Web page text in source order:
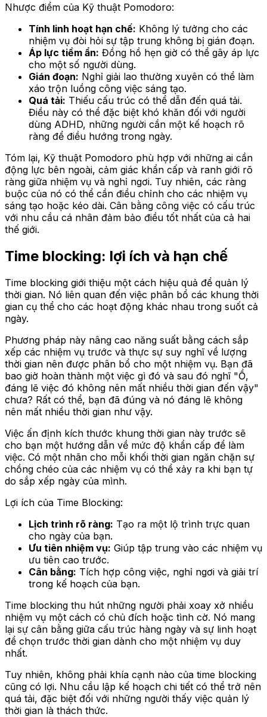
Nhược điểm của Kỹ thuật Pomodoro:
Tính linh hoạt hạn chế: Không lý tưởng cho các
nhiệm vụ đòi hỏi sự tập trung không bị gián đoạn.
Áp lực tiềm ẩn: Đồng hồ hẹn giờ có thể gây áp lực
cho một số người dùng.
Gián đoạn: Nghỉ giải lao thường xuyên có thể làm
xáo trộn luồng công việc sáng tạo.
Quá tải: Thiếu cấu trúc có thể dẫn đến quá tải.
Điều này có thể đặc biệt khó khăn đối với người
dùng ADHD, những người cần một kế hoạch rõ
ràng để điều hướng trong ngày.
Tóm lại, Kỹ thuật Pomodoro phù hợp với những ai cần
động lực bên ngoài, cảm giác khẩn cấp và ranh giới rõ
ràng giữa nhiệm vụ và nghỉ ngơi. Tuy nhiên, các ràng
buộc của nó có thể cần điều chỉnh cho các nhiệm vụ
sáng tạo hoặc kéo dài. Cân bằng công việc có cấu trúc
với nhu cầu cá nhân đảm bảo điều tốt nhất của cả hai
thế giới.
Time blocking: lợi ích và hạn chế
Time blocking giới thiệu một cách hiệu quả để quản lý
thời gian. Nó liên quan đến việc phân bổ các khung thời
gian cụ thể cho các hoạt động khác nhau trong suốt cả
ngày.
Phương pháp này nâng cao năng suất bằng cách sắp
xếp các nhiệm vụ trước và thực sự suy nghĩ về lượng
thời gian nên được phân bổ cho một nhiệm vụ. Bạn đã
bao giờ hoàn thành một việc gì đó và sau đó nghĩ "Ồ,
đáng lẽ việc đó không nên mất nhiều thời gian đến vậy"
chưa? Rất có thể, bạn đã đúng và nó đáng lẽ không
nên mất nhiều thời gian như vậy.
Việc ấn định kích thước khung thời gian này trước sẽ
cho bạn một hướng dẫn về mức độ khẩn cấp để làm
việc. Có một nhãn cho mỗi khối thời gian ngăn chặn sự
chồng chéo của các nhiệm vụ có thể xảy ra khi bạn tự
do sắp xếp ngày của mình.
Lợi ích của Time Blocking:
Lịch trình rõ ràng: Tạo ra một lộ trình trực quan
cho ngày của bạn.
Ưu tiên nhiệm vụ: Giúp tập trung vào các nhiệm vụ
ưu tiên cao trước.
Cân bằng: Tích hợp công việc, nghỉ ngơi và giải trí
trong kế hoạch của bạn.
Time blocking thu hút những người phải xoay xở nhiều
nhiệm vụ một cách có chủ đích hoặc tình cờ. Nó mang
lại sự cân bằng giữa cấu trúc hàng ngày và sự linh hoạt
để chọn trước thời gian dành cho một nhiệm vụ duy
nhất.
Tuy nhiên, không phải khía cạnh nào của time blocking
cũng có lợi. Nhu cầu lập kế hoạch chi tiết có thể trở nên
quá tải, đặc biệt đối với những người thấy việc quản lý
thời gian là thách thức.